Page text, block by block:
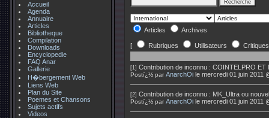
Accueil
Agenda
Annuaire
Articles
Bibliotheque
Compilation
Downloads
Encyclopedie
FAQ Anar
Gallerie
H�bergement Web
Liens Web
Plan du Site
Poemes et Chansons
Sujets actifs
Videos
Articles Archives
[ Rubriques Utilisateurs
[1] Contribution de inconnu : COINTELPRO ET
Postï¿½ par AnarchOi le mercredi 01 juin 2011
[2] Contribution de inconnu : MK_Ultra ou
Postï¿½ par AnarchOi le mercredi 01 juin 2011